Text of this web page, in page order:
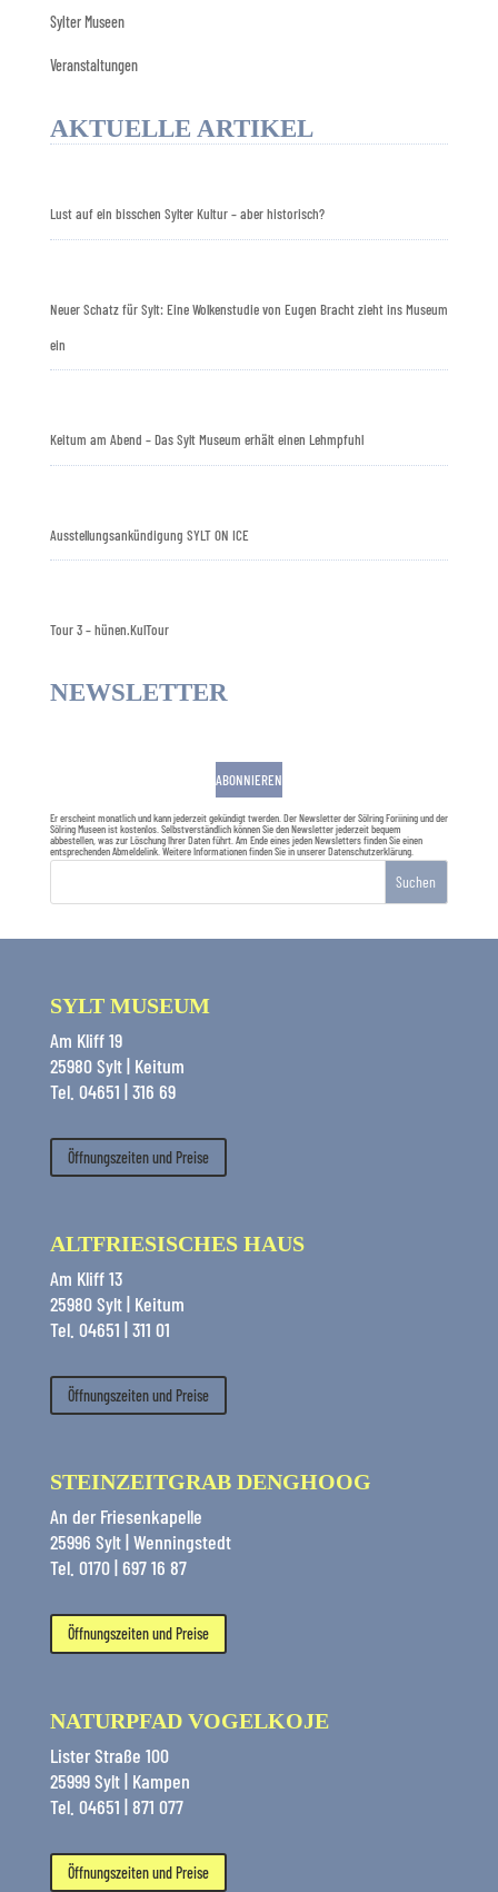
Sylter Museen
Veranstaltungen
AKTUELLE ARTIKEL
Lust auf ein bisschen Sylter Kultur – aber historisch?
Neuer Schatz für Sylt: Eine Wolkenstudie von Eugen Bracht zieht ins Museum
ein
Keitum am Abend – Das Sylt Museum erhält einen Lehmpfuhl
Ausstellungsankündigung SYLT ON ICE
Tour 3 – hünen.KulTour
NEWSLETTER
ABONNIEREN
Er erscheint monatlich und kann jederzeit gekündigt twerden. Der Newsletter der Sölring Foriining und der
Sölring Museen ist kostenlos. Selbstverständlich können Sie den Newsletter jederzeit bequem
abbestellen, was zur Löschung Ihrer Daten führt. Am Ende eines jeden Newsletters finden Sie einen
entsprechenden Abmeldelink. Weitere Informationen finden Sie in unsererDatenschutzerklärung.
Suchen
SYLT MUSEUM
Am Kliff 19
25980 Sylt | Keitum
Tel. 04651 | 316 69
Öffnungszeiten und Preise
ALTFRIESISCHES HAUS
Am Kliff 13
25980 Sylt | Keitum
Tel. 04651 | 311 01
Öffnungszeiten und Preise
STEINZEITGRAB DENGHOOG
An der Friesenkapelle
25996 Sylt | Wenningstedt
Tel. 0170 | 697 16 87
Öffnungszeiten und Preise
NATURPFAD VOGELKOJE
Lister Straße 100
25999 Sylt | Kampen
Tel. 04651 | 871 077
Öffnungszeiten und Preise